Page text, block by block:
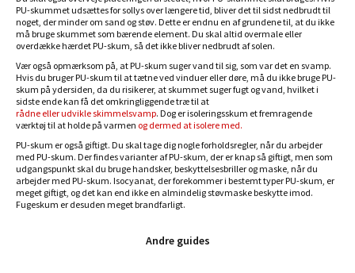
PU-skummet udsættes for sollys over længere tid, bliver det til sidst nedbrudt til
noget, der minder om sand og støv. Dette er endnu en af grundene til, at du ikke
må bruge skummet som bærende element. Du skal altid overmale eller
overdække hærdet PU-skum, så det ikke bliver nedbrudt af solen.
Vær også opmærksom på, at PU-skum suger vand til sig, som var det en svamp.
Hvis du bruger PU-skum til at tætne ved vinduer eller døre, må du ikke bruge PU-
skum på ydersiden, da du risikerer, at skummet suger fugt og vand, hvilket i
sidste ende kan få det omkringliggende træ til at
rådne eller udvikle skimmelsvamp. Dog er isoleringsskum et fremragende
værktøj til at holde på varmen og dermed at isolere med.
PU-skum er også giftigt. Du skal tage dig nogle forholdsregler, når du arbejder
med PU-skum. Der findes varianter af PU-skum, der er knap så giftigt, men som
udgangspunkt skal du bruge handsker, beskyttelsesbriller og maske, når du
arbejder med PU-skum. Isocyanat, der forekommer i bestemt typer PU-skum, er
meget giftigt, og det kan end ikke en almindelig støvmaske beskytte imod.
Fugeskum er desuden meget brandfarligt.
Andre guides